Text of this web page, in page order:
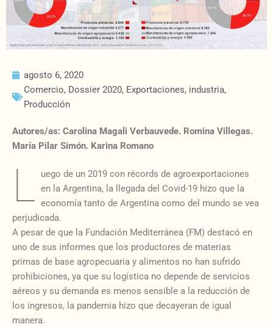
agosto 6, 2020
Comercio, Dossier 2020, Exportaciones, industria,
Producción
Autores/as: Carolina Magali Verbauvede. Romina Villegas.
María Pilar Simón. Karina Romano
L
uego de un 2019 con récords de agroexportaciones
en la Argentina, la llegada del Covid-19 hizo que la
economía tanto de Argentina como del mundo se vea
perjudicada.
A pesar de que la Fundación Mediterránea (FM) destacó en
uno de sus informes que los productores de materias
primas de base agropecuaria y alimentos no han sufrido
prohibiciones, ya que su logística no depende de servicios
aéreos y su demanda es menos sensible a la reducción de
los ingresos, la pandemia hizo que decayeran de igual
manera.